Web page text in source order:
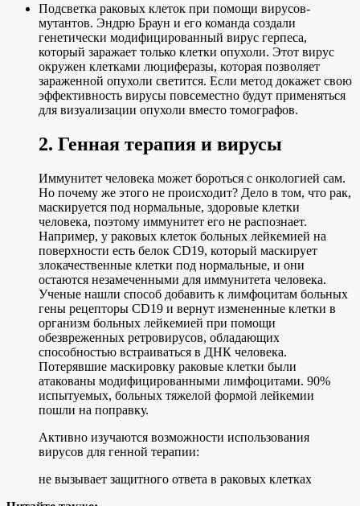
Подсветка раковых клеток при помощи вирусов-
мутантов. Эндрю Браун и его команда создали
генетически модифицированный вирус герпеса,
который заражает только клетки опухоли. Этот вирус
окружен клетками люциферазы, которая позволяет
зараженной опухоли светится. Если метод докажет свою
эффективность вирусы повсеместно будут применяться
для визуализации опухоли вместо томографов.
2. Генная терапия и вирусы
Иммунитет человека может бороться с онкологией сам.
Но почему же этого не происходит? Дело в том, что рак,
маскируется под нормальные, здоровые клетки
человека, поэтому иммунитет его не распознает.
Например, у раковых клеток больных лейкемией на
поверхности есть белок CD19, который маскирует
злокачественные клетки под нормальные, и они
остаются незамеченными для иммунитета человека.
Ученые нашли способ добавить к лимфоцитам больных
гены рецепторы CD19 и вернут измененные клетки в
организм больных лейкемией при помощи
обезвреженных ретровирусов, обладающих
способностью встраиваться в ДНК человека.
Потерявшие маскировку раковые клетки были
атакованы модифицированными лимфоцитами. 90%
испытуемых, больных тяжелой формой лейкемии
пошли на поправку.
Активно изучаются возможности использования
вирусов для генной терапии:
не вызывает защитного ответа в раковых клетках